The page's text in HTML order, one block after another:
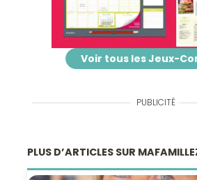
Voir tous les Jeux-
PUBLICITÉ
PLUS D’ARTICLES SUR